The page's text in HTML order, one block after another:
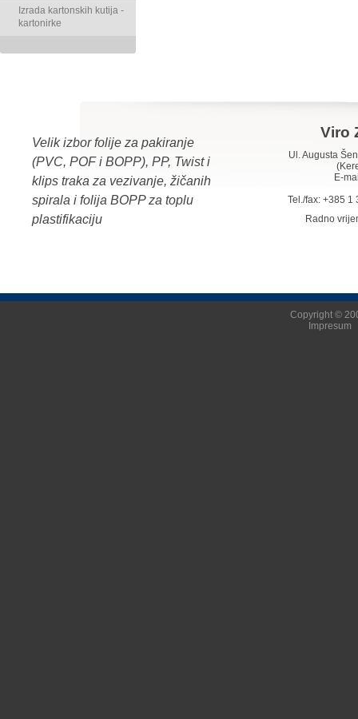
Izrada kartonskih kutija -
kartonirke
Velik izbor folije za pakiranje
(PVC, POF i BOPP), PP, Twist i
klips traka za vezivanje, žičanih
spirala i folija BOPP za toplu
plastifikaciju
Viro
Ul. Augusta
E-
Tel./fax: +385 1
Radno
Copyright ©
Impresum